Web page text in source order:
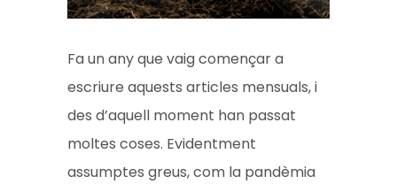
Fa un any que vaig començar a
escriure aquests articles mensuals, i
des d’aquell moment han passat
moltes coses. Evidentment
assumptes greus, com la pandèmia